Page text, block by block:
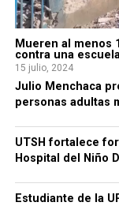
Mueren al menos
contra una
15 julio, 2024
Julio Menchaca
personas adultas
UTSH fortalece
Hospital del Niño
Estudiante de la